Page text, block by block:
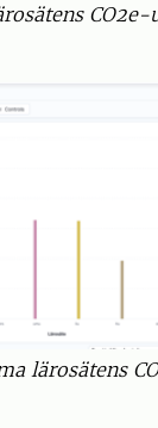
lärosätens